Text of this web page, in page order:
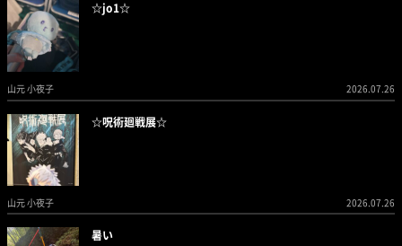
☆jo1☆
山元 小夜子 2026.07.26
☆呪術廻戦展☆
山元 小夜子 2026.07.26
暑い